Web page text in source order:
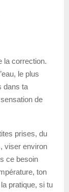
la correction.
le plus
dans ta
de
prises, du
viser environ
ce besoin
ton
pratique, si tu